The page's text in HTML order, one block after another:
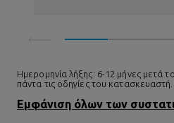
= Αποτέλεσμα: η
αποκαθίσταται στο
Ημερομηνία λήξης: 6-12 μήνες μετά
πάντα τις οδηγίες του κατασκευαστή.
Εμφάνιση όλων των